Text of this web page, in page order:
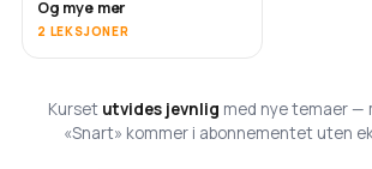
SNART
Og mye mer
2 LEKSJONER
Kurset utvides jevnlig med nye temaer —
«Snart» kommer i abonnementet uten